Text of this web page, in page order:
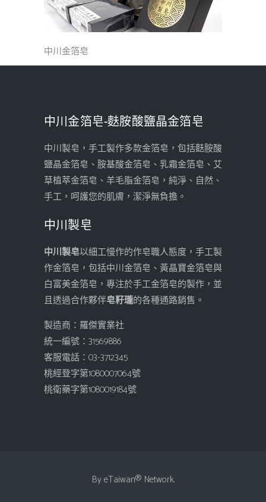
中川金箔皂
中川金箔皂-麩胺酸鹽晶金箔皂
中川製皂，手工製作多款金箔皂，包括麩胺酸
鹽晶金箔皂、胺基酸金箔皂、乳霜金箔皂、艾
草植萃金箔皂、羊毛脂金箔皂，純淨、自然、
手工，呵護您的肌膚，潔淨無負擔。
中川製皂
中川製皂以細工慢作的作皂職人態度，手工製
作金箔皂，包括中川金箔皂、黃晶寶金箔皂與
白富美金箔皂，專注於手工金箔皂的製作，並
且透過合作夥伴皂籽瓏的各種通路銷售。
製造商：羅傑實業社
統一編號：31569886
客服電話：03-3712345
桃經登字第1080007064號
桃衛藥字第1080019184號
ByeTaiwan® Network.